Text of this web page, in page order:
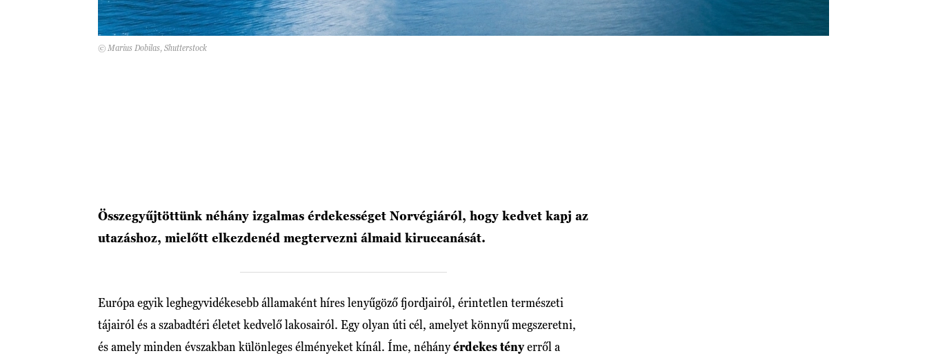
© Marius Dobilas, Shutterstock
Összegyűjtöttünk néhány izgalmas érdekességet Norvégiáról, hogy kedvet kapj az
utazáshoz, mielőtt elkezdenéd megtervezni álmaid kiruccanását.
Európa egyik leghegyvidékesebb államaként híres lenyűgöző fjordjairól, érintetlen természeti
tájairól és a szabadtéri életet kedvelő lakosairól. Egy olyan úti cél, amelyet könnyű megszeretni,
és amely minden évszakban különleges élményeket kínál. Íme, néhányérdekes tényerről a